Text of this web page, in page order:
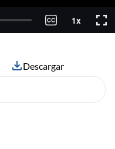
Descargar